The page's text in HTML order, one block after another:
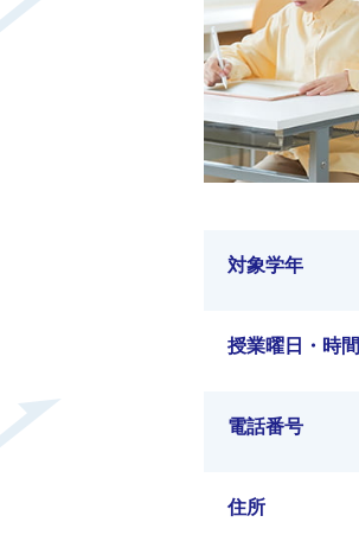
対象学年
授業曜日・時間
電話番号
住所